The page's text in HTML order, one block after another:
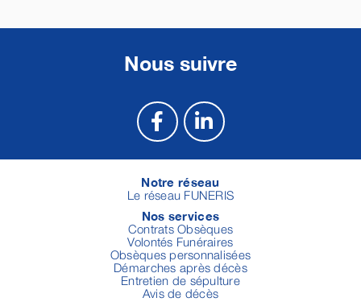
Nous suivre
Notre réseau
Le réseau FUNERIS
Nos services
Contrats Obsèques
Volontés Funéraires
Obsèques personnalisées
Démarches après décès
Entretien de sépulture
Avis de décès